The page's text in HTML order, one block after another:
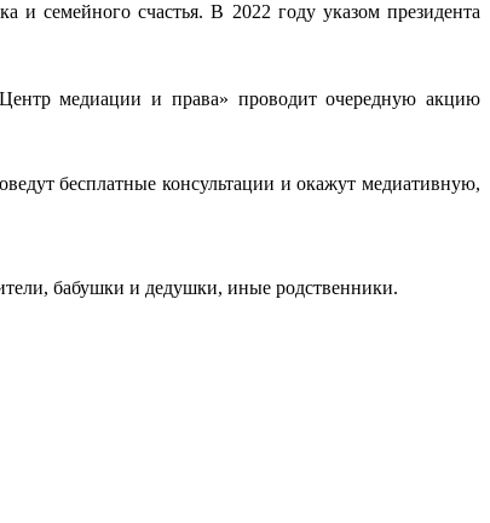
семейного счастья. В 2022 году указом президента
медиации и права» проводит очередную акцию
бесплатные консультации и окажут медиативную,
бабушки и дедушки, иные родственники.